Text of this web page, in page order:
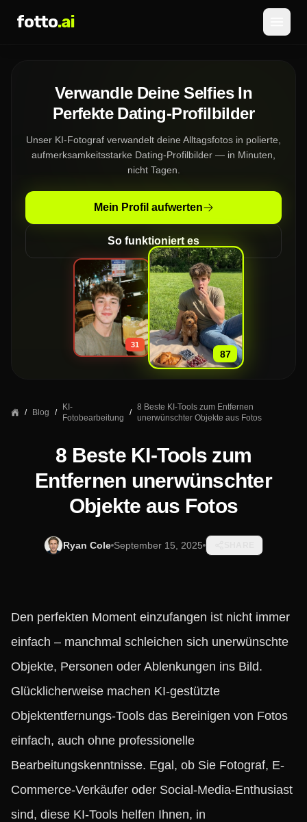
fotto.ai
ANMELDEN REGISTRIEREN
Verwandle Deine Selfies In
Perfekte Dating-Profilbilder
Unser KI-Fotograf verwandelt deine Alltagsfotos in polierte,
aufmerksamkeitsstarke Dating-Profilbilder — in Minuten,
nicht Tagen.
Mein Profil aufwerten
So funktioniert es
31
»
87
/ Blog /
KI-
Fotobearbeitung
/
8 Beste KI-Tools zum Entfernen
unerwünschter Objekte aus Fotos
8 Beste KI-Tools zum
Entfernen unerwünschter
Objekte aus Fotos
Ryan Cole September 15, 2025
Den perfekten Moment einzufangen ist nicht immer
einfach – manchmal schleichen sich unerwünschte
Objekte, Personen oder Ablenkungen ins Bild.
Glücklicherweise machen KI-gestützte
Objektentfernungs-Tools das Bereinigen von Fotos
einfach, auch ohne professionelle
Bearbeitungskenntnisse. Egal, ob Sie Fotograf, E-
Commerce-Verkäufer oder Social-Media-Enthusiast
sind, diese KI-Tools helfen Ihnen, in